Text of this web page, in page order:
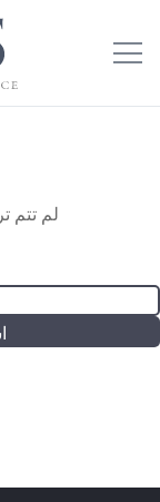
لم تتم